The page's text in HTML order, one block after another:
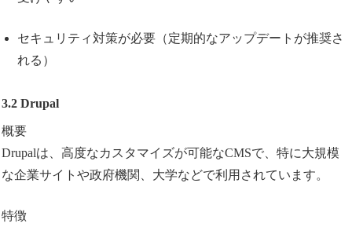
セキュリティ対策が必要（定期的なアップデートが推奨さ
れる）
3.2 Drupal
概要
Drupalは、高度なカスタマイズが可能なCMSで、特に大規模
な企業サイトや政府機関、大学などで利用されています。
特徴